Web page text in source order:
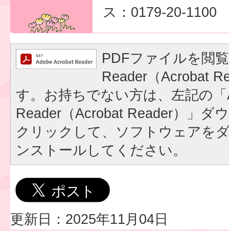
ス：0179-20-1100
PDFファイルを閲
Reader（Acrobat
す。お持ちでない方は、左記の
Reader（Acrobat Reader）」ダ
クリックして、ソフトウェアを
ンストールしてください。
更新日：2025年11月04日